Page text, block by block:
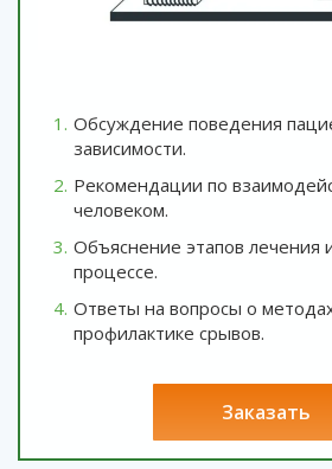
Обсуждение поведения
зависимости.
Рекомендации по
человеком.
Объяснение этапов лечения
процессе.
Ответы на вопросы о
профилактике срывов.
заказать